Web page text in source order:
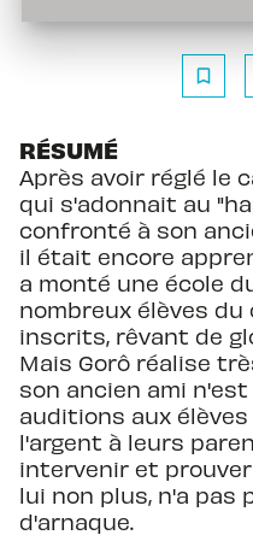
bookmark_border
RÉSUMÉ
Après avoir réglé le
qui s'adonnait au
confronté à son
il était encore
a monté une école
nombreux élèves du
inscrits, rêvant de
Mais Gorô réalise
son ancien ami
auditions aux
l'argent à leurs
intervenir et prouver
lui non plus, n'a pas
d'arnaque.